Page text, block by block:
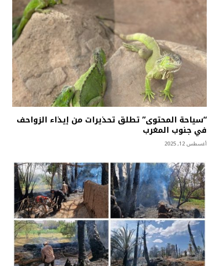
“سياحة المحتوى” تطلق تحذيرات من إيذاء الزواحف
في جنوب المغرب
أغسطس 12, 2025